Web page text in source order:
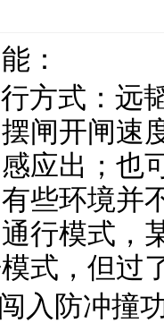
：
方式： 远
闸开闸速
应出；也
些环境并
行模式，
式，但过
入防冲撞